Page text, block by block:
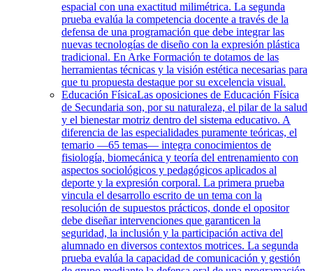
espacial con una exactitud milimétrica. La segunda
prueba evalúa la competencia docente a través de la
defensa de una programación que debe integrar las
nuevas tecnologías de diseño con la expresión plástica
tradicional. En Arke Formación te dotamos de las
herramientas técnicas y la visión estética necesarias para
que tu propuesta destaque por su excelencia visual.
Educación FísicaLas oposiciones de Educación Física
de Secundaria son, por su naturaleza, el pilar de la salud
y el bienestar motriz dentro del sistema educativo. A
diferencia de las especialidades puramente teóricas, el
temario —65 temas— integra conocimientos de
fisiología, biomecánica y teoría del entrenamiento con
aspectos sociológicos y pedagógicos aplicados al
deporte y la expresión corporal. La primera prueba
vincula el desarrollo escrito de un tema con la
resolución de supuestos prácticos, donde el opositor
debe diseñar intervenciones que garanticen la
seguridad, la inclusión y la participación activa del
alumnado en diversos contextos motrices. La segunda
prueba evalúa la capacidad de comunicación y gestión